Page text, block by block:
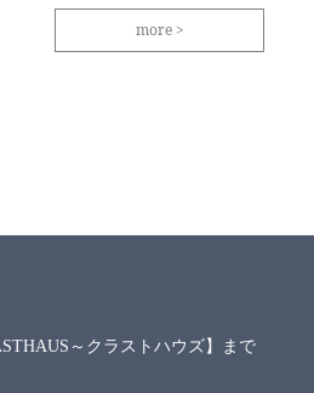
more
～クラストハウズ】まで